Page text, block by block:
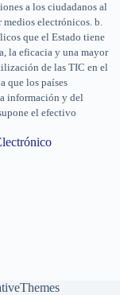
a los ciudadanos al
electrónicos. b.
que el Estado tiene
la eficacia y una mayor
de las TIC en el
que los países
información y del
el efectivo